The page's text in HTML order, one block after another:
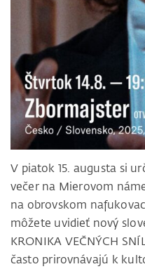
V piatok 15. augusta si
večer na Mierovom
na obrovskom
môžete uvidieť nový
KRONIKA VEČNÝCH
často prirovnávajú k